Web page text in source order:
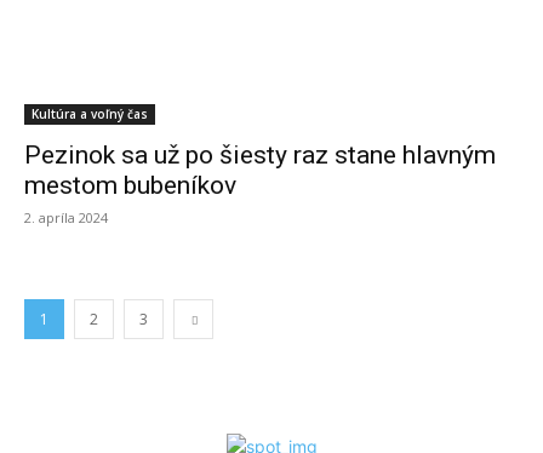
Kultúra a voľný čas
Pezinok sa už po šiesty raz stane hlavným
mestom bubeníkov
2. apríla 2024
1 2 3